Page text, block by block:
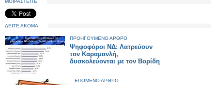
ΜΟΙΡΑΣΤΕΙΤΕ
ΔΕΙΤΕ ΑΚΟΜΑ
ΠΡΟΗΓΟΥΜΕΝΟ ΑΡΘΡΟ
Ψηφοφόροι ΝΔ: Λατρεύουν
τον Καραμανλή,
δυσκολεύονται με τον Βορίδη
ΕΠΟΜΕΝΟ ΑΡΘΡΟ